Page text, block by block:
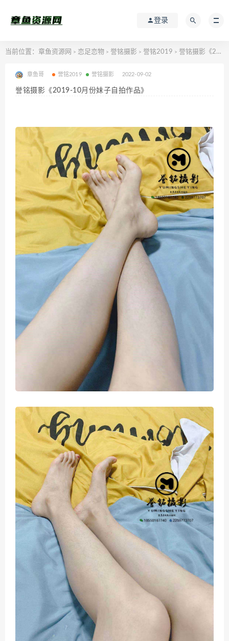
登录
当前位置： 章鱼资源网 > 恋足恋物 > 誉铭摄影 > 誉铭2019 > 誉铭摄影《2019-10月份妹子自拍作品》
章鱼哥 誉铭2019 誉铭摄影 2022-09-02
誉铭摄影《2019-10月份妹子自拍作品》